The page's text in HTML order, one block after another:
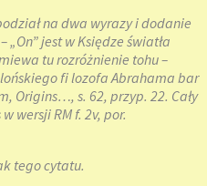
na dwa wyrazy i dodanie
„On” jest w Księdze światła
tu rozróżnienie tohu –
fi lozofa Abrahama bar
Origins…, s. 62, przyp. 22. Cały
wersji RM f. 2v, por.
tego cytatu.